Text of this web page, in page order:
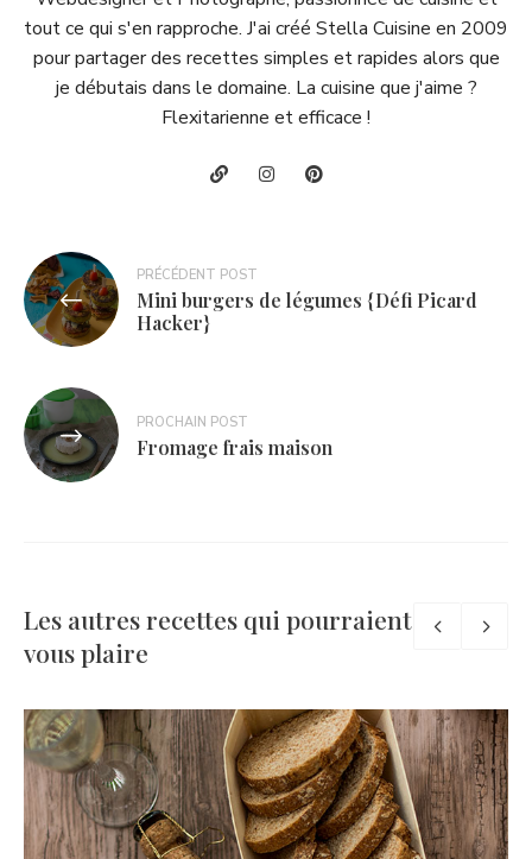
tout ce qui s'en rapproche. J'ai créé Stella Cuisine en 2009
pour partager des recettes simples et rapides alors que
je débutais dans le domaine. La cuisine que j'aime ?
Flexitarienne et efficace !
Navigation
de
l’article
PRÉCÉDENT POST
Mini burgers de légumes {Défi Picard
Hacker}
PROCHAIN POST
Fromage frais maison
Les autres recettes qui pourraient
vous plaire